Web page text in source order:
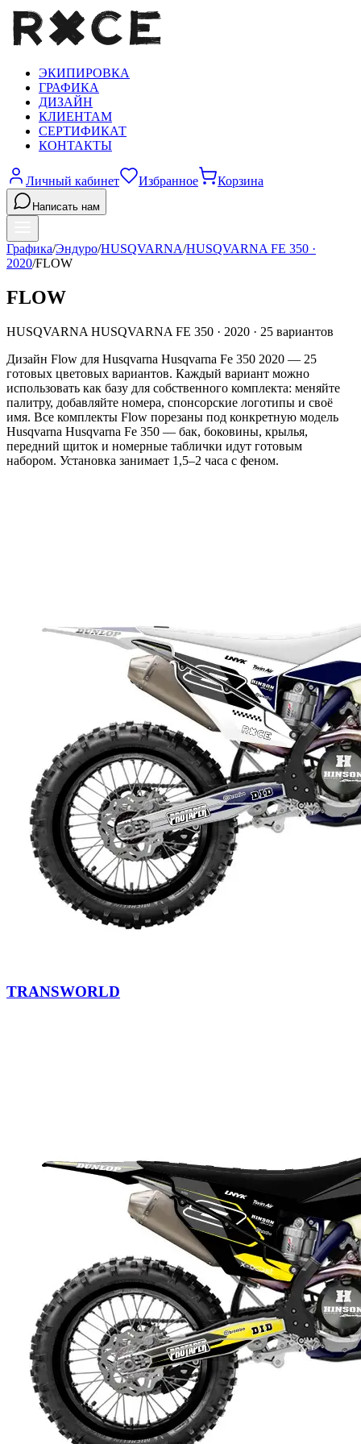
ЭКИПИРОВКА
ГРАФИКА
ДИЗАЙН
КЛИЕНТАМ
СЕРТИФИКАТ
КОНТАКТЫ
Личный кабинет Избранное Корзина
Написать нам
Графика/Эндуро/HUSQVARNA/HUSQVARNA FE 350 ·
2020/FLOW
FLOW
HUSQVARNA HUSQVARNA FE 350 · 2020 · 25 вариантов
Дизайн Flow для Husqvarna Husqvarna Fe 350 2020 — 25
готовых цветовых вариантов. Каждый вариант можно
использовать как базу для собственного комплекта: меняйте
палитру, добавляйте номера, спонсорские логотипы и своё
имя. Все комплекты Flow порезаны под конкретную модель
Husqvarna Husqvarna Fe 350 — бак, боковины, крылья,
передний щиток и номерные таблички идут готовым
набором. Установка занимает 1,5–2 часа с феном.
TRANSWORLD